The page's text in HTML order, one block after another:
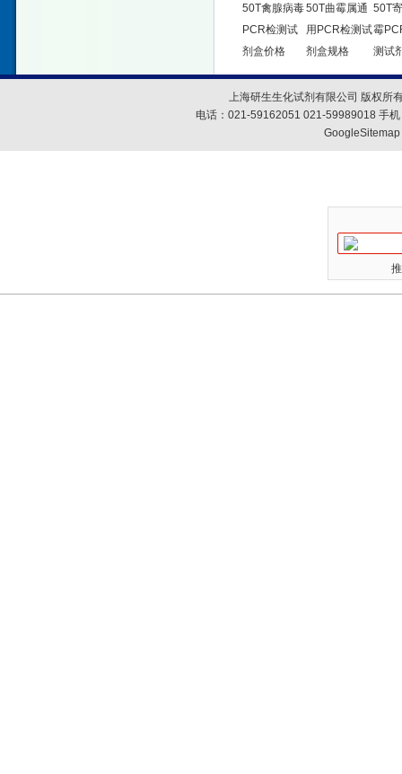
50T禽腺病毒
PCR检测试
剂盒价格
50T曲霉属通
用PCR检测试
剂盒规格
50T
霉
测试
上海研生生化试剂有限公司 版权所
电话：021-59162051 021-59989018 手
GoogleSitemap